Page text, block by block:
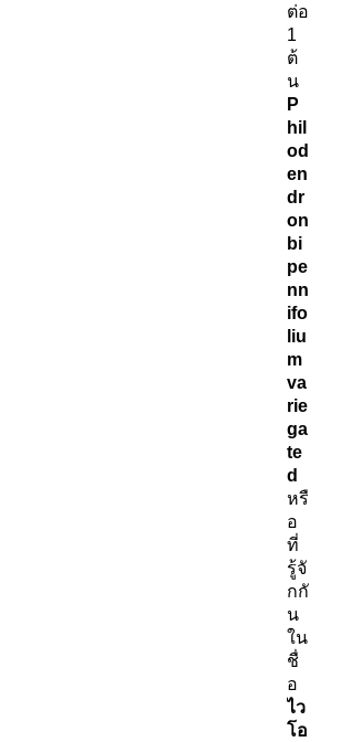
ต่อ
1
ต้
น
P
hil
od
en
dr
on
bi
pe
nn
ifo
liu
m
va
rie
ga
te
d
หรื
อ
ที่
รู้จั
กกั
น
ใน
ชื่
อ
ไว
โอ